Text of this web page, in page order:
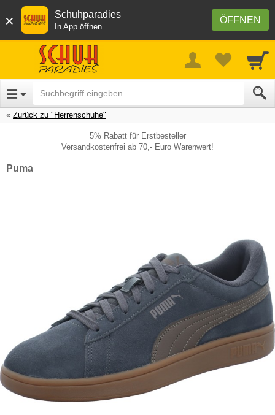
× ÖFFNEN
Schuhparadies
In App öffnen
Zurück zu "Herrenschuhe"
5% Rabatt für Erstbesteller
Versandkostenfrei ab 70,- Euro Warenwert!
Puma